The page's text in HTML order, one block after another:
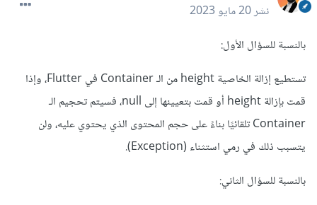
نشر20 مايو 2023
بالنسبة للسؤال الأول:
تستطيع إزالة الخاصية height من الـ Container في Flutter، وإذا
قمت بإزالة height أو قمت بتعيينها إلى null، فسيتم تحجيم الـ
Container تلقائيًا بناءً على حجم المحتوى الذي يحتوي عليه، ولن
يتسبب ذلك في رمي استثناء (Exception).
بالنسبة للسؤال الثاني: